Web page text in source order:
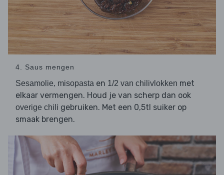
4. Saus mengen
Sesamolie, misopasta en 1/2 van chilivlokken met
elkaar vermengen. Houd je van scherp dan ook
overige chili gebruiken. Met een 0,5tl suiker op
smaak brengen.